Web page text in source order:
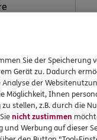
Sie der Speicherung
Gerät zu. Dadurch
der
Möglichkeit, Ihnen
stellen, z.B. durch die
nicht zustimmen
und Werbung auf dieser